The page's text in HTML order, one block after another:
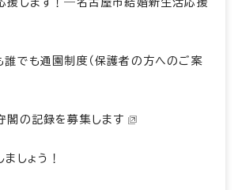
誰でも通園制度（保護者の方へのご案
閣の記録を募集します
しょう！